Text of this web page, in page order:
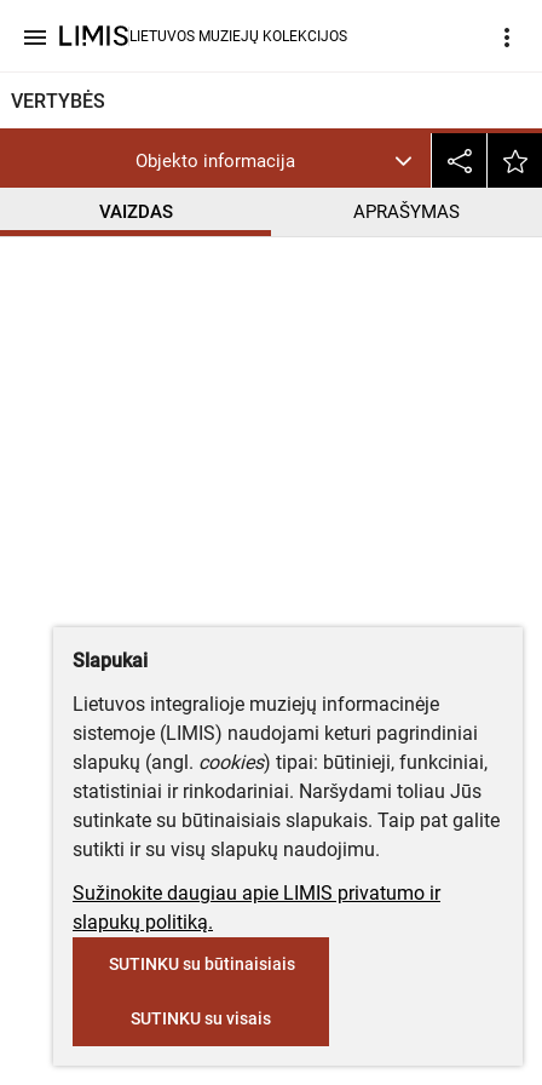
menu LIETUVOS MUZIEJŲ KOLEKCIJOS more_vert
VERTYBĖS
Objekto informacija
VAIZDAS APRAŠYMAS
Slapukai
Lietuvos integralioje muziejų informacinėje
sistemoje (LIMIS) naudojami keturi pagrindiniai
slapukų (angl. cookies) tipai: būtinieji, funkciniai,
statistiniai ir rinkodariniai. Naršydami toliau Jūs
sutinkate su būtinaisiais slapukais. Taip pat galite
sutikti ir su visų slapukų naudojimu.
Sužinokite daugiau apie LIMIS privatumo ir
slapukų politiką.
SUTINKU su būtinaisiais
SUTINKU su visais